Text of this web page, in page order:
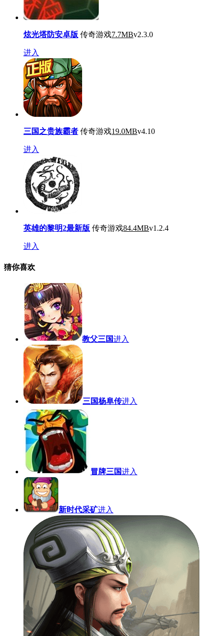
炫光塔防安卓版 传奇游戏7.7MBv2.3.0
进入
三国之贵族霸者 传奇游戏19.0MBv4.10
进入
英雄的黎明2最新版 传奇游戏84.4MBv1.2.4
进入
猜你喜欢
教父三国进入
三国杨阜传进入
冒牌三国进入
新时代采矿进入